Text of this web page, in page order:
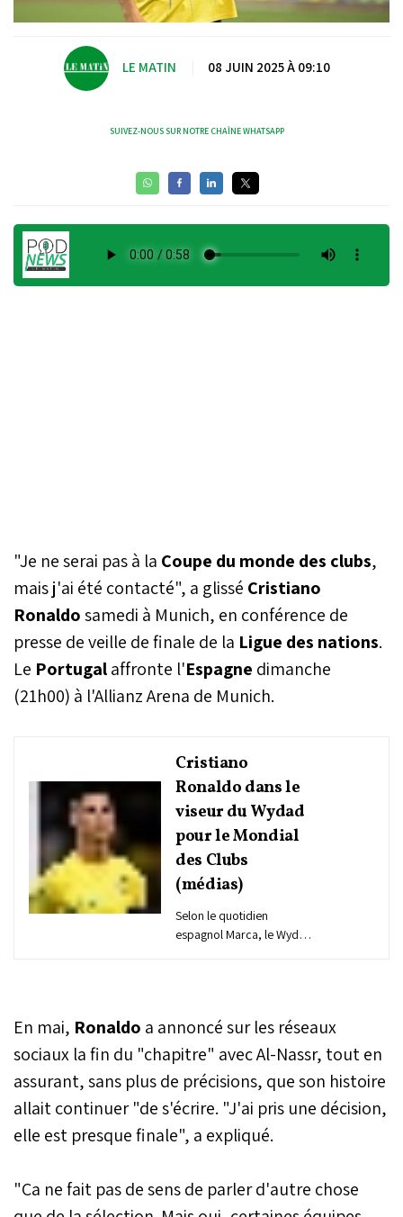
LE MATIN 08 JUIN 2025 À 09:10
SUIVEZ-NOUS SUR NOTRE CHAÎNE WHATSAPP
"Je ne serai pas à la Coupe du monde des clubs,
mais j'ai été contacté", a glissé Cristiano
Ronaldosamedi à Munich, en conférence de
presse de veille de finale de la Ligue des nations.
Le Portugalaffronte l'Espagne dimanche
(21h00) à l'Allianz Arena de Munich.
Cristiano
Ronaldo dans le
viseur du Wydad
pour le Mondial
des Clubs
(médias)
Selon le quotidien
espagnol Marca, le Wydad
Coupe du monde des
clubs.
En mai, Ronaldo a annoncé sur les réseaux
sociaux la fin du "chapitre" avec Al-Nassr, tout en
assurant, sans plus de précisions, que son histoire
allait continuer "de s'écrire. "J'ai pris une décision,
elle est presque finale", a expliqué.
"Ca ne fait pas de sens de parler d'autre chose